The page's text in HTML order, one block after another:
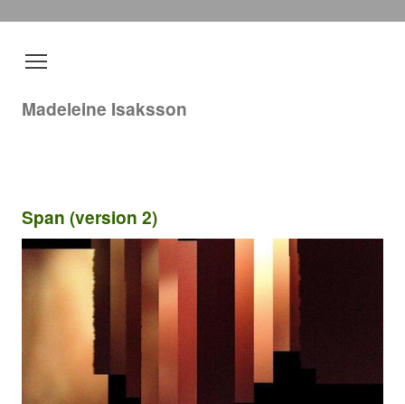
Madeleine Isaksson
Span (version 2)